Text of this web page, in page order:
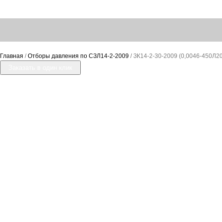
Главная /Отборы давления по СЗЛ14-2-2009 / ЗК14-2-30-2009 (0,0046-